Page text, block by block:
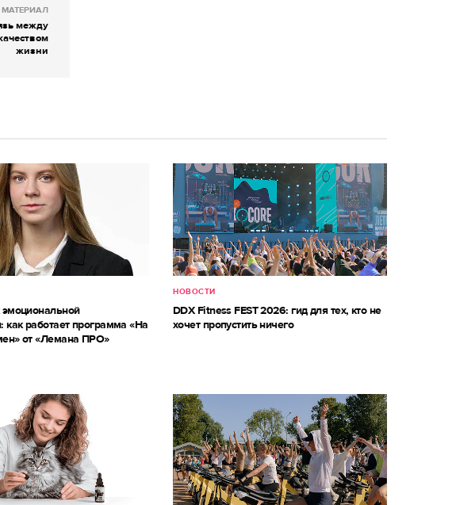
между
жизни
как работает программа «На
от «Лемана ПРО»
НОВОСТИ
DDX Fitness FEST 2026: гид для тех, кто не
хочет пропустить ничего